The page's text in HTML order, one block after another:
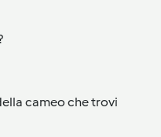
cameo che trovi